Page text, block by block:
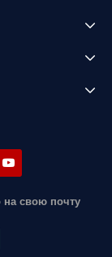
свою почту